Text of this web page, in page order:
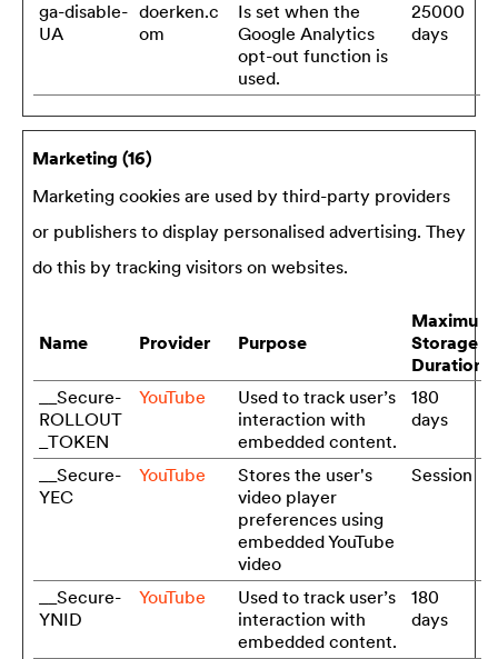
ga-disable-
UA
doerken.c
om
Is set when the
Google Analytics
opt-out function is
used.
25000
days
Marketing (16)
Marketing cookies are used by third-party providers
or publishers to display personalised advertising. They
do this by tracking visitors on websites.
Name Provider Purpose
Maximum
Storage
Duration
__Secure-
ROLLOUT
_TOKEN
YouTube
Used to track user’s
interaction with
embedded content.
180
days
__Secure-
YEC
YouTube
Stores the user's
video player
preferences using
embedded YouTube
video
Session
__Secure-
YNID
YouTube
Used to track user’s
interaction with
embedded content.
180
days